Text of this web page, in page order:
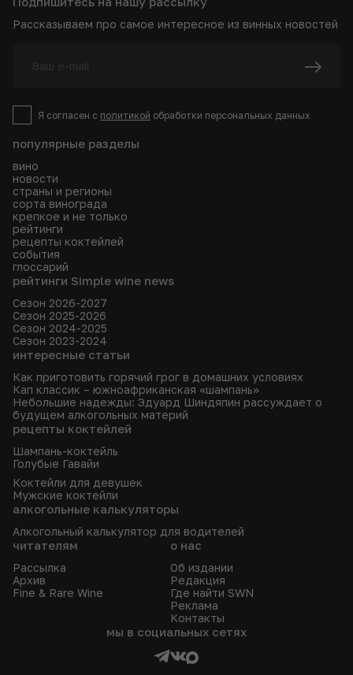
популярные разделы
вино
новости
страны и регионы
сорта винограда
крепкое и не только
рейтинги
рецепты коктейлей
события
глоссарий
рейтинги Simple wine news
Сезон 2026-2027
Сезон 2025-2026
Сезон 2024-2025
Сезон 2023-2024
интересные статьи
Как приготовить горячий грог в домашних условиях
Кап классик – южноафриканская «шампань»
Небольшие надежды: Эдуард Шиндяпин рассуждает о
будущем алкогольных материй
рецепты коктейлей
Шампань-коктейль
Голубые Гавайи
Коктейли для девушек
Мужские коктейли
алкогольные калькуляторы
Алкогольный калькулятор для водителей
читателям
Рассылка
Архив
Fine & Rare Wine
о нас
Об издании
Редакция
Где найти SWN
Реклама
Контакты
Рассказываем про самое интересное из винных новостей
Я согласен с политикой обработки персональных данных
мы в социальных сетях